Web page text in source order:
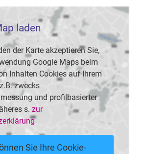
laden
der Karte akzeptieren Sie,
Google Maps beim
Inhalten Cookies auf Ihrem
zwecks
und profilbasierter
s. zur
Sie Ihre Cookie-